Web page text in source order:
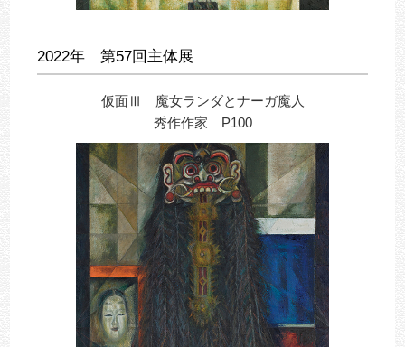
2022年 第57回主体展
仮面Ⅲ 魔女ランダとナーガ魔人
秀作作家 P100